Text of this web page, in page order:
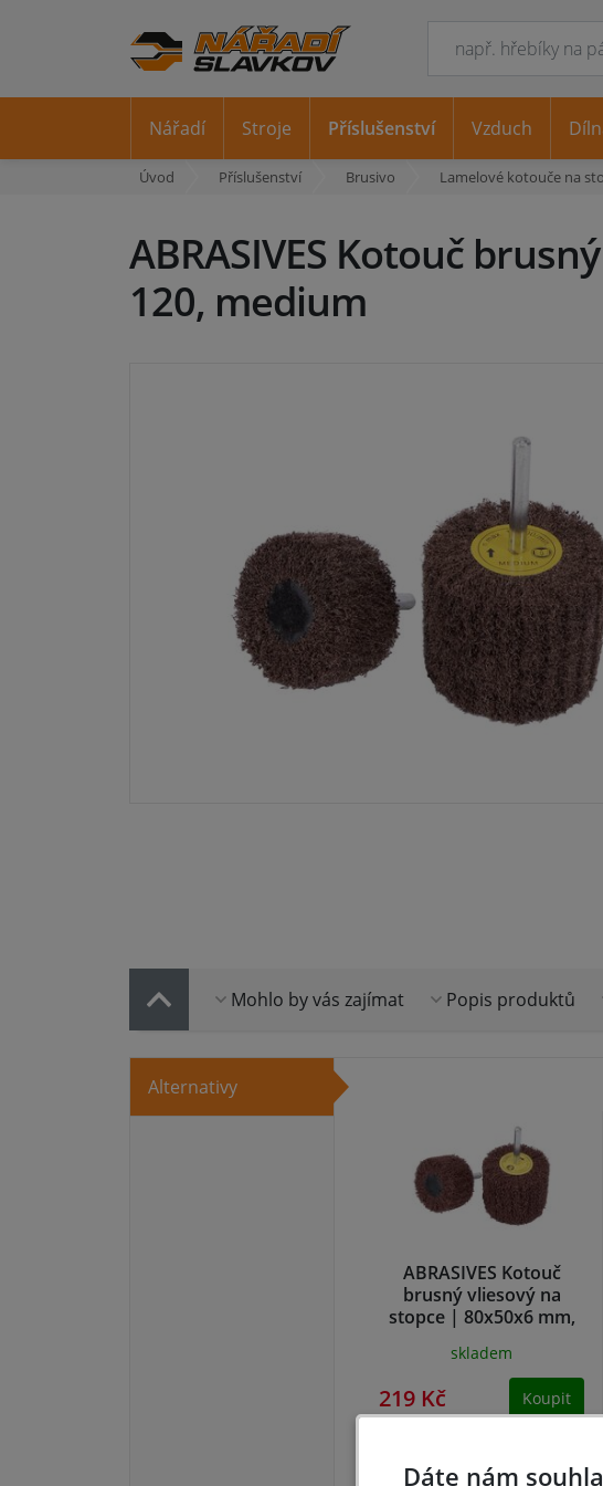
Úvod Příslušenství Brusivo Lamelové kotouče na
ABRASIVES Kotouč
120, medium
Mohlo by vás zajímat Popis produktů
Alternativy
ABRASIVES Kotouč
brusný vliesový na
stopce | 80x50x6 mm,
skladem
219 Kč Koupit
Nářadí Stroje Příslušenství Vzduch
Dáte nám